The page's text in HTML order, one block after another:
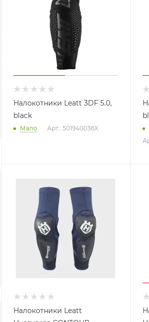
Налокотники Leatt 3DF 5.0,
black
Мало Арт.: 501940036X
Налокотники Leatt